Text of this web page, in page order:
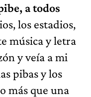
a todos
los estadios,
música y letra
y veía a mi
pibas y los
más que una